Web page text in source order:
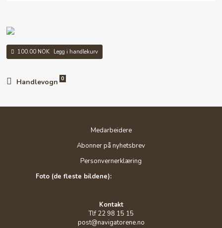
100.00 NOK Legg i handlekurv
Handlevogn 0
Medarbeidere
Abonner på nyhetsbrev
Personvernerklæring
Foto (de fleste bildene):
Kontakt
Tlf 22 98 15 15
post@navigatorene.no